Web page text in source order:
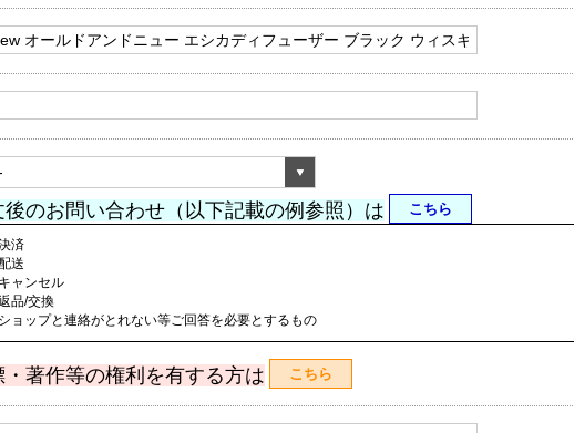
のお問い合わせ（以下記載の例参照）は こちら
済
送
ンセル
/交換
ップと連絡がとれない等ご回答を必要とするもの
著作等の権利を有する方は こちら